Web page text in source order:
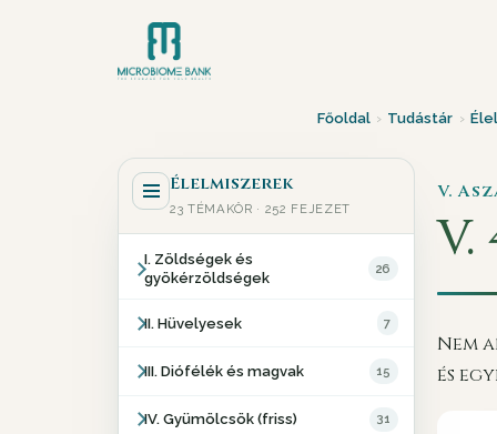
Főoldal › Tudástár ›
Élelmiszerek
23 TÉMAKÖR · 252 FEJEZET
I. Zöldségek és
gyökérzöldségek
26
II. Hüvelyesek 7
III. Diófélék és magvak 15
IV. Gyümölcsök (friss) 31
V.
V.
Nem
és